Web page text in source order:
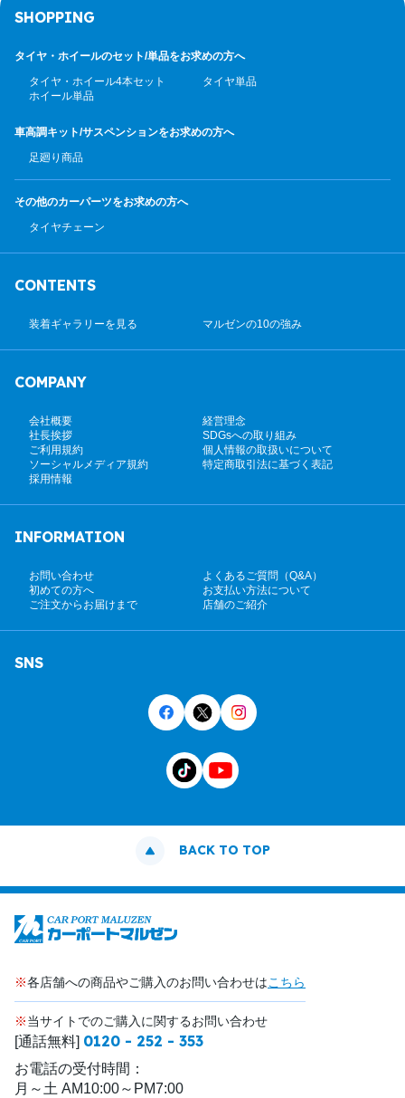
SHOPPING
タイヤ・ホイールのセット/単品をお求めの方へ
タイヤ・ホイール4本セット
タイヤ単品
ホイール単品
車高調キット/サスペンションをお求めの方へ
足廻り商品
その他のカーパーツをお求めの方へ
タイヤチェーン
CONTENTS
装着ギャラリーを見る マルゼンの10の強み
COMPANY
会社概要
経営理念
社長挨拶
SDGsへの取り組み
ご利用規約
個人情報の取扱いについて
ソーシャルメディア規約
特定商取引法に基づく表記
採用情報
INFORMATION
お問い合わせ
よくあるご質問（Q&A）
初めての方へ
お支払い方法について
ご注文からお届けまで
店舗のご紹介
SNS
BACK TO TOP
※各店舗への商品やご購入のお問い合わせはこちら
※当サイトでのご購入に関するお問い合わせ
[通話無料] 0120 - 252 - 353
お電話の受付時間：
月～土 AM10:00～PM7:00